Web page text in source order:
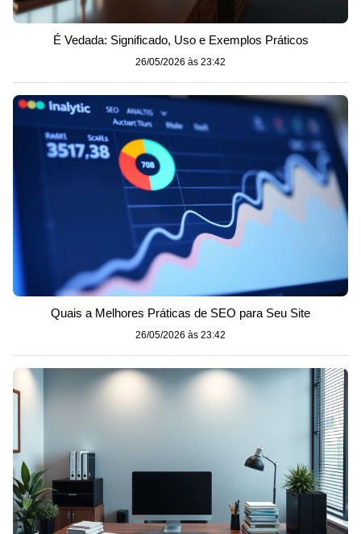
É Vedada: Significado, Uso e Exemplos Práticos
26/05/2026 às 23:42
Quais a Melhores Práticas de SEO para Seu Site
26/05/2026 às 23:42